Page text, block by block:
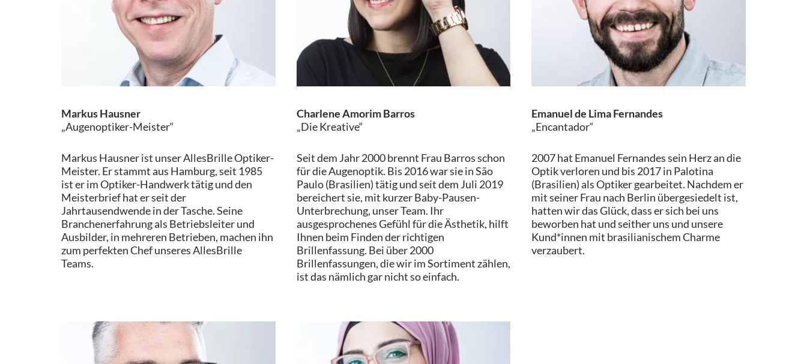
Markus Hausner
„Augenoptiker-Meister“
Markus Hausner ist unser AllesBrille Optiker-
Meister. Er stammt aus Hamburg, seit 1985
ist er im Optiker-Handwerk tätig und den
Meisterbrief hat er seit der
Jahrtausendwende in der Tasche. Seine
Branchenerfahrung als Betriebsleiter und
Ausbilder, in mehreren Betrieben, machen ihn
zum perfekten Chef unseres AllesBrille
Teams.
Charlene Amorim Barros
„Die Kreative“
Seit dem Jahr 2000 brennt Frau Barros schon
für dieAugenoptik. Bis 2016 war sie in São
Paulo(Brasilien)tätigund seit dem Juli 2019
bereichertsie, mit kurzer Baby-Pausen-
Unterbrechung, unser Team. Ihr
ausgesprochenes Gefühl für die Ästhetik, hilft
Ihnen beim Finden der richtigen
Brillenfassung. Bei über2000
Brillenfassungen, die wir im Sortiment zählen,
ist das nämlich gar nicht so einfach.
Emanuel de Lima Fernandes
„Encantador“
2007 hat Emanuel Fernandes sein Herz an die
Optik verloren und bis 2017 in Palotina
(Brasilien) als Optiker gearbeitet. Nachdem er
mit seiner Frau nach Berlin übergesiedelt ist,
hatten wir das Glück, dass er sich bei uns
beworben hat und seither uns und unsere
Kund*innen mit brasilianischem Charme
verzaubert.